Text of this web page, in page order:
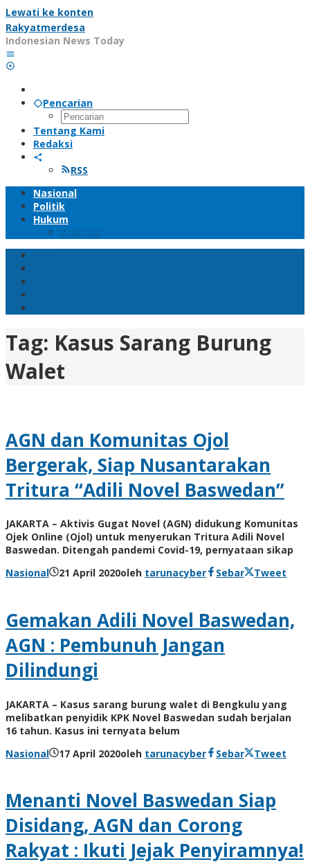
Lewati ke konten
Rakyatmerdesa
Indonesian News Today
Pencarian
Tentang Kami
Redaksi
RSS
Nasional
Politik
Hukum
Kriminal
Tag: Kasus Sarang Burung
Walet
AGN dan Komunitas Ojol
Bergerak, Siap Nusantarakan
Tritura “Adili Novel Baswedan”
JAKARTA – Aktivis Gugat Novel (AGN) didukung Komunitas
Ojek Online (Ojol) untuk menyerukan Tritura Adili Novel
Baswedan. Ditengah pandemi Covid-19, pernyataan sikap
Nasional
21 April 2020oleh tarunacyber Sebar Tweet
Gemakan Adili Novel Baswedan,
AGN : Pembunuh Jangan
Dilindungi
JAKARTA – Kasus sarang burung walet di Bengkulu yang
melibatkan penyidik KPK Novel Baswedan sudah berjalan
16 tahun. Kasus ini ternyata belum
Nasional
17 April 2020oleh tarunacyber Sebar Tweet
Menanti Novel Baswedan Siap
Disidang, AGN dan Corong
Rakyat : Ikuti Jejak Penyiramnya!